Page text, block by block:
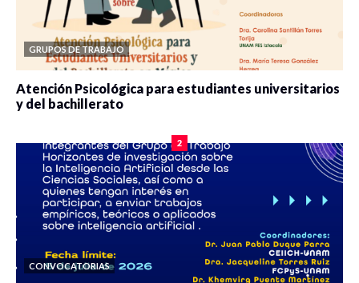
GRUPOS DE TRABAJO
Atención Psicológica para estudiantes universitarios
y del bachillerato
2
CONVOCATORIAS